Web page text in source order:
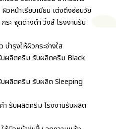
วหน้าเรียบเนียน เต่งตึงอ่อนวัย
ะ จุดด่างดำ วิ้งส์ โรงงานรับ
ำรุงให้ผิวกระจ่างใส
ผลิตครีม รับผลิตครีม Black
ผลิตครีม รับผลิต Sleeping
ำ รับผลิตครีม โรงงานรับผลิต